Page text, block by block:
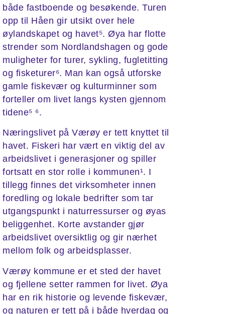
både fastboende og besøkende. Turen
opp til Håen gir utsikt over hele
øylandskapet og havet⁵. Øya har flotte
strender som Nordlandshagen og gode
muligheter for turer, sykling, fugletitting
og fisketurer⁶. Man kan også utforske
gamle fiskevær og kulturminner som
forteller om livet langs kysten gjennom
tidene⁵ ⁶.
Næringslivet på Værøy er tett knyttet til
havet. Fiskeri har vært en viktig del av
arbeidslivet i generasjoner og spiller
fortsatt en stor rolle i kommunen¹. I
tillegg finnes det virksomheter innen
foredling og lokale bedrifter som tar
utgangspunkt i naturressurser og øyas
beliggenhet. Korte avstander gjør
arbeidslivet oversiktlig og gir nærhet
mellom folk og arbeidsplasser.
Værøy kommune er et sted der havet
og fjellene setter rammen for livet. Øya
har en rik historie og levende fiskevær,
og naturen er tett på i både hverdag og